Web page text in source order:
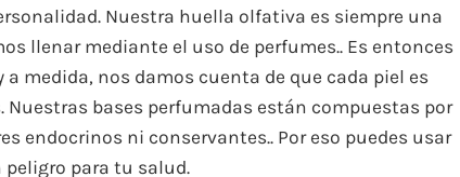
Nuestra huella olfativa es siempre una
llenar mediante el uso de perfumes.. Es entonces
medida, nos damos cuenta de que cada piel es
bases perfumadas están compuestas por
endocrinos ni conservantes.. Por eso puedes usar
peligro para tu salud.